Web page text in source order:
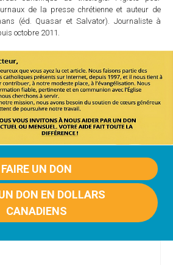
de la presse chrétienne et auteur de
(éd. Quasar et Salvator). Journaliste à
octobre 2011.
FAIRE UN DON
DON EN DOLLARS
CANADIENS